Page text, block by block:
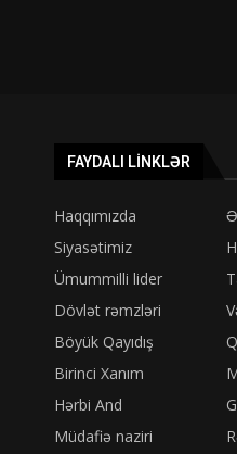
FAYDALI LINKLƏR
Haqqımızda
Siyasətimiz
Ümummilli lider
Dövlət rəmzləri
Böyük Qayıdış
Birinci Xanım
Hərbi And
Müdafiə naziri